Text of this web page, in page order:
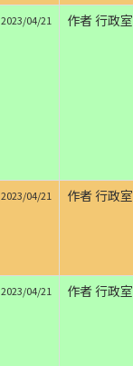
2023/04/21 作者 行政室
2023/04/21 作者 行政室
2023/04/21 作者 行政室